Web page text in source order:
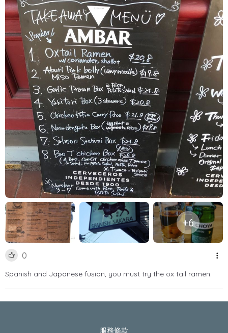
+6
0
Spanish and Japanese fusion, you must try the ox tail ramen.
服務條款